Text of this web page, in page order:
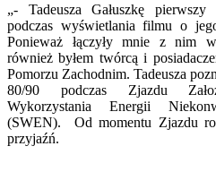
„- Tadeusza Gałuszkę
podczas wyświetlania filmu o
Ponieważ łączyły mnie z nim
również byłem twórcą i
Pomorzu Zachodnim. Tadeusza
80/90 podczas Zjazdu
Wykorzystania Energii
(SWEN). Od momentu Zjazdu
przyjaźń.